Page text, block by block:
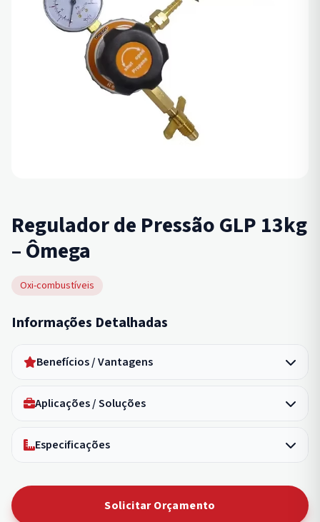
Regulador de Pressão GLP 13kg
– Ômega
Oxi-combustíveis
Informações Detalhadas
Benefícios / Vantagens
Aplicações / Soluções
Especificações
Solicitar Orçamento